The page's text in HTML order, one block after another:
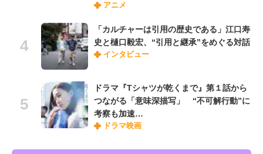
アニメ
「カルチャーは引用の歴史である」江口寿
史と樋口毅宏、“引用と継承”をめぐる対話
インタビュー
ドラマ『Tシャツが乾くまで』第１話から
つながる「意味深描写」 “不可解行動”に
考察も加速…
ドラマ映画